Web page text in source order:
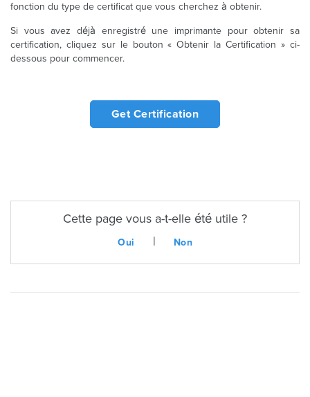
fonction du type de certificat que vous cherchez à obtenir.
Si vous avez déjà enregistré une imprimante pour obtenir sa
certification, cliquez sur le bouton « Obtenir la Certification » ci-
dessous pour commencer.
Get Certification
Cette page vous a-t-elle été utile ?
Oui | Non